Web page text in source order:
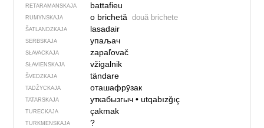
RETARAMANSKAJA battafieu
RUMYNSKAJA o brichetă două brichete
ŠATLANDZKAJA lasadair
SERBSKAJA упаљач
SŁAVACKAJA zapaľovač
SŁAVIENSKAJA vžigalnik
ŠVEDZKAJA tändare
TADŽYCKAJA оташафрӯзак
TATARSKAJA уткабызгыч• utqabızğıç
TURECKAJA çakmak
TURKMENSKAJA ?